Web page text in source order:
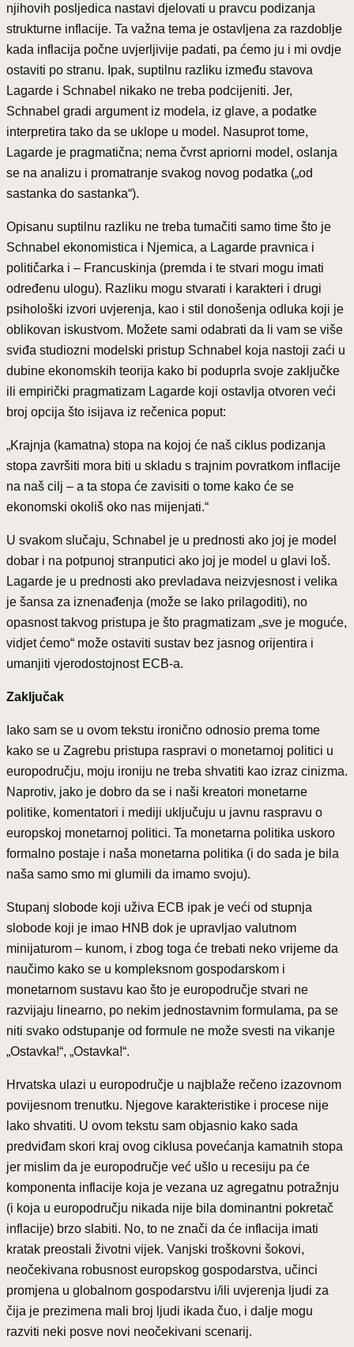
njihovih posljedica nastavi djelovati u pravcu podizanja
strukturne inflacije. Ta važna tema je ostavljena za razdoblje
kada inflacija počne uvjerljivije padati, pa ćemo ju i mi ovdje
ostaviti po stranu. Ipak, suptilnu razliku između stavova
Lagarde i Schnabel nikako ne treba podcijeniti. Jer,
Schnabel gradi argument iz modela, iz glave, a podatke
interpretira tako da se uklope u model. Nasuprot tome,
Lagarde je pragmatična; nema čvrst apriorni model, oslanja
se na analizu i promatranje svakog novog podatka („od
sastanka do sastanka“).
Opisanu suptilnu razliku ne treba tumačiti samo time što je
Schnabel ekonomistica i Njemica, a Lagarde pravnica i
političarka i – Francuskinja (premda i te stvari mogu imati
određenu ulogu). Razliku mogu stvarati i karakteri i drugi
psihološki izvori uvjerenja, kao i stil donošenja odluka koji je
oblikovan iskustvom. Možete sami odabrati da li vam se više
sviđa studiozni modelski pristup Schnabel koja nastoji zaći u
dubine ekonomskih teorija kako bi poduprla svoje zaključke
ili empirički pragmatizam Lagarde koji ostavlja otvoren veći
broj opcija što isijava iz rečenica poput:
„Krajnja (kamatna) stopa na kojoj će naš ciklus podizanja
stopa završiti mora biti u skladu s trajnim povratkom inflacije
na naš cilj – a ta stopa će zavisiti o tome kako će se
ekonomski okoliš oko nas mijenjati.“
U svakom slučaju, Schnabel je u prednosti ako joj je model
dobar i na potpunoj stranputici ako joj je model u glavi loš.
Lagarde je u prednosti ako prevladava neizvjesnost i velika
je šansa za iznenađenja (može se lako prilagoditi), no
opasnost takvog pristupa je što pragmatizam „sve je moguće,
vidjet ćemo“ može ostaviti sustav bez jasnog orijentira i
umanjiti vjerodostojnost ECB-a.
Zaključak
Iako sam se u ovom tekstu ironično odnosio prema tome
kako se u Zagrebu pristupa raspravi o monetarnoj politici u
europodručju, moju ironiju ne treba shvatiti kao izraz cinizma.
Naprotiv, jako je dobro da se i naši kreatori monetarne
politike, komentatori i mediji uključuju u javnu raspravu o
europskoj monetarnoj politici. Ta monetarna politika uskoro
formalno postaje i naša monetarna politika (i do sada je bila
naša samo smo mi glumili da imamo svoju).
Stupanj slobode koji uživa ECB ipak je veći od stupnja
slobode koji je imao HNB dok je upravljao valutnom
minijaturom – kunom, i zbog toga će trebati neko vrijeme da
naučimo kako se u kompleksnom gospodarskom i
monetarnom sustavu kao što je europodručje stvari ne
razvijaju linearno, po nekim jednostavnim formulama, pa se
niti svako odstupanje od formule ne može svesti na vikanje
„Ostavka!“, „Ostavka!“.
Hrvatska ulazi u europodručje u najblaže rečeno izazovnom
povijesnom trenutku. Njegove karakteristike i procese nije
lako shvatiti. U ovom tekstu sam objasnio kako sada
predviđam skori kraj ovog ciklusa povećanja kamatnih stopa
jer mislim da je europodručje već ušlo u recesiju pa će
komponenta inflacije koja je vezana uz agregatnu potražnju
(i koja u europodručju nikada nije bila dominantni pokretač
inflacije) brzo slabiti. No, to ne znači da će inflacija imati
kratak preostali životni vijek. Vanjski troškovni šokovi,
neočekivana robusnost europskog gospodarstva, učinci
promjena u globalnom gospodarstvu i/ili uvjerenja ljudi za
čija je prezimena mali broj ljudi ikada čuo, i dalje mogu
razviti neki posve novi neočekivani scenarij.